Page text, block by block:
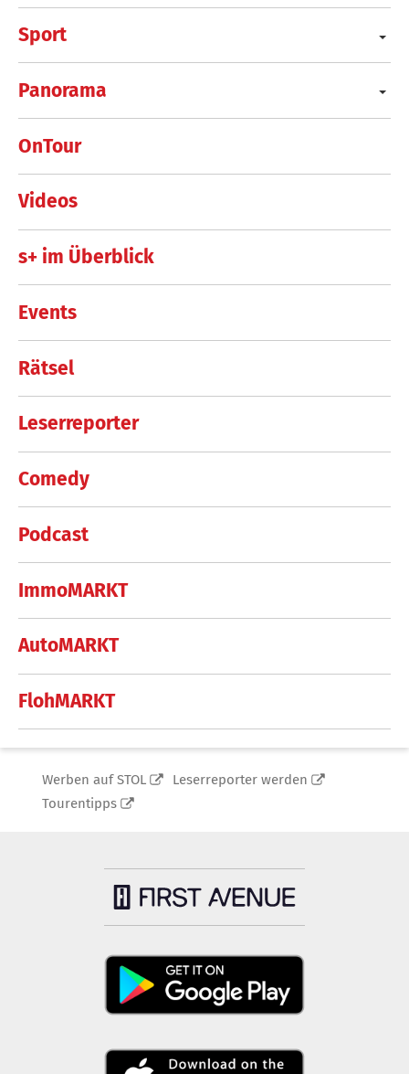
Sport
Panorama
OnTour
Videos
s+ im Überblick
Events
Rätsel
Leserreporter
Comedy
Podcast
ImmoMARKT
AutoMARKT
FlohMARKT
Werben auf STOL
Leserreporter werden
Tourentipps